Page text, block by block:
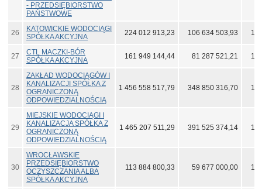
- PRZEDSIĘBIORSTWO
PAŃSTWOWE
26
KATOWICKIE WODOCIĄGI
SPÓŁKA AKCYJNA
224 012 913,23 106 634 503,93
27
CTL MACZKI-BÓR
SPÓŁKA AKCYJNA
161 949 144,44 81 287 521,21
28
ZAKŁAD WODOCIĄGÓW I
KANALIZACJI SPÓŁKA Z
OGRANICZONĄ
ODPOWIEDZIALNOŚCIĄ
1 456 558 517,79 348 850 316,70
29
MIEJSKIE WODOCIĄGI I
KANALIZACJA SPÓŁKA Z
OGRANICZONĄ
ODPOWIEDZIALNOŚCIĄ
1 465 207 511,29 391 525 374,14
30
WROCŁAWSKIE
PRZEDSIĘBIORSTWO
OCZYSZCZANIA ALBA
SPÓŁKA AKCYJNA
113 884 800,33 59 677 000,00